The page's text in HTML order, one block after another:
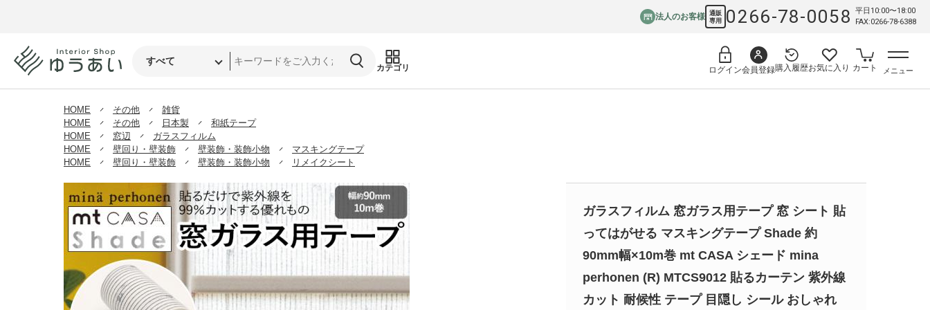
法人のお客様 通販
専用
0266-78-0058
平日10:00〜18:00
FAX:0266-78-6388
カテゴリ ログイン会員登録購入履歴お気に入り カート メニュー
HOME その他
雑貨
HOME
その他 日本製
和紙テープ
HOME
窓辺
ガラスフィルム
HOME
壁回り・壁装飾 壁装飾・装飾小物
マスキングテープ
HOME
壁回り・壁装飾 壁装飾・装飾小物 リメイクシート
ガラスフィルム 窓ガラス用テープ 窓 シート 貼
ってはがせる マスキングテープ Shade 約
90mm幅×10m巻 mt CASA シェード mina
perhonen (R) MTCS9012 貼るカーテン 紫外線
カット 耐候性 テープ 目隠し シール おしゃれ